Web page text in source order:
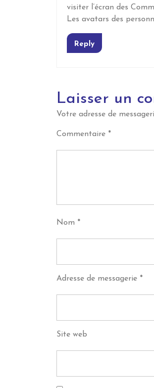
visiter l’écran des
Les avatars des
Reply
Laisser un
Votre adresse de
Commentaire *
Nom *
Adresse de messagerie *
Site web